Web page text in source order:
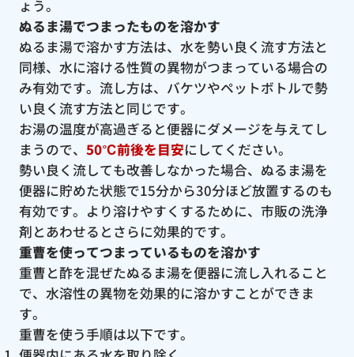
ょう。
ぬるま湯でつまったものを溶かす
ぬるま湯で溶かす方法は、水を勢い良く流す方法と
同様、水に溶ける性質の異物がつまっている場合の
み有効です。流し方は、バケツやペットボトルで勢
い良く流す方法と同じです。
お湯の温度が高過ぎると便器にダメージを与えてし
まうので、 50℃前後を目安にしてください。
勢い良く流しても改善しなかった場合、ぬるま湯を
便器に貯めた状態で15分から30分ほど放置するのも
有効です。より溶けやすくするために、市販の洗浄
剤とあわせるとさらに効果的です。
重曹を使ってつまっているものを溶かす
重曹と酢を混ぜたぬるま湯を便器に流し入れること
で、水溶性の異物を効果的に溶かすことができま
す。
重曹を使う手順は以下です。